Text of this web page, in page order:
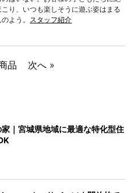
り、いつも楽しそうに遊ぶ姿はまる
よう。
スタッフ紹介
品 次へ »
家｜宮城県地域に最適な特化型住